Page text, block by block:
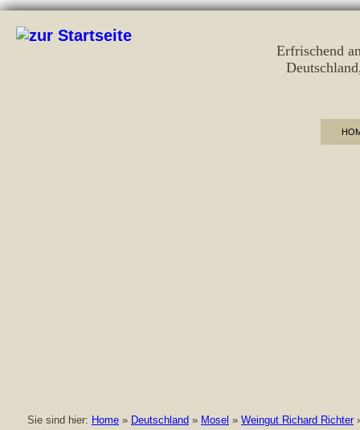
Erfrischend
Deutschland
Sie sind hier: Home » Deutschland » Mosel » Weingut Richard Richter